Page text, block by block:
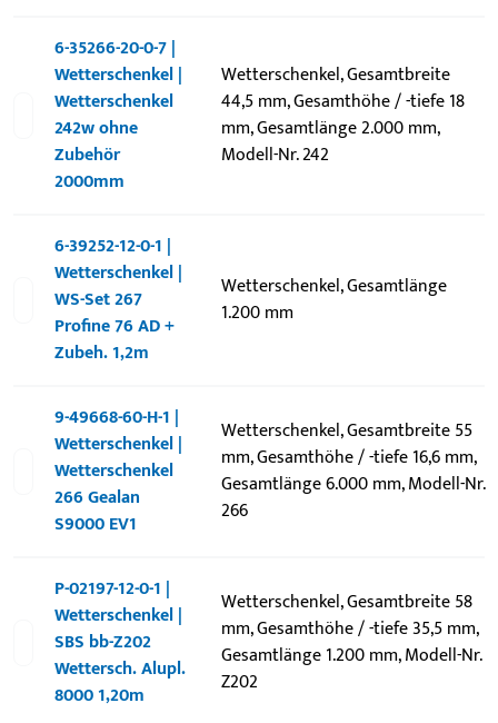
6-35266-20-0-7 |
Wetterschenkel |
Wetterschenkel
242w ohne
Zubehör
2000mm
Wetterschenkel, Gesamtbreite
44,5 mm, Gesamthöhe / -tiefe 18
mm, Gesamtlänge 2.000 mm,
Modell-Nr. 242
6-39252-12-0-1 |
Wetterschenkel |
WS-Set 267
Profine 76 AD +
Zubeh. 1,2m
Wetterschenkel, Gesamtlänge
1.200 mm
9-49668-60-H-1 |
Wetterschenkel |
Wetterschenkel
266 Gealan
S9000 EV1
Wetterschenkel, Gesamtbreite 55
mm, Gesamthöhe / -tiefe 16,6 mm,
Gesamtlänge 6.000 mm, Modell-Nr.
266
P-02197-12-0-1 |
Wetterschenkel |
SBS bb-Z202
Wettersch. Alupl.
8000 1,20m
Wetterschenkel, Gesamtbreite 58
mm, Gesamthöhe / -tiefe 35,5 mm,
Gesamtlänge 1.200 mm, Modell-Nr.
Z202